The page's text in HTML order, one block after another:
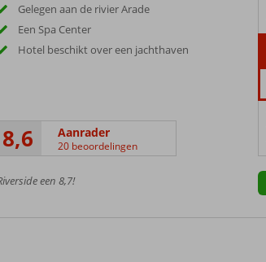
Gelegen aan de rivier Arade
Een Spa Center
Hotel beschikt over een jachthaven
8,6 Aanrader
20 beoordelingen
een 8,7!